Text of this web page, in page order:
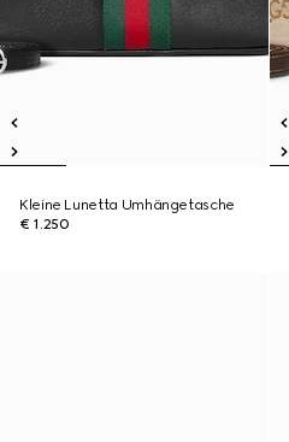
Kleine Lunetta Umhängetasche
€ 1.250